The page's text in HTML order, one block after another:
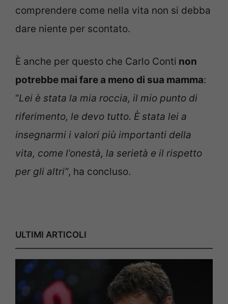
comprendere come nella vita non si debba
dare niente per scontato.
È anche per questo che Carlo Conti non
potrebbe mai fare a meno di sua mamma:
“Lei è stata la mia roccia, il mio punto di
riferimento, le devo tutto. È stata lei a
insegnarmi i valori più importanti della
vita, come l’onestà, la serietà e il rispetto
per gli altri”, ha concluso.
ULTIMI ARTICOLI